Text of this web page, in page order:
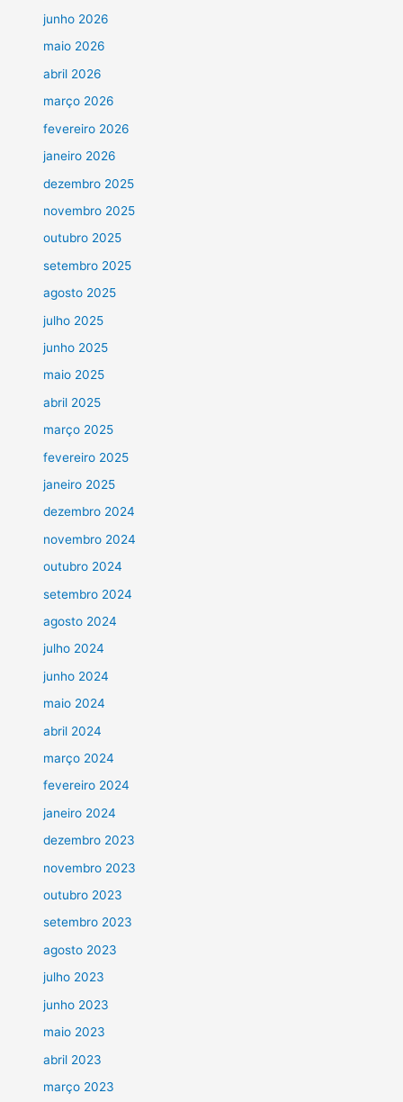
junho 2026
maio 2026
abril 2026
março 2026
fevereiro 2026
janeiro 2026
dezembro 2025
novembro 2025
outubro 2025
setembro 2025
agosto 2025
julho 2025
junho 2025
maio 2025
abril 2025
março 2025
fevereiro 2025
janeiro 2025
dezembro 2024
novembro 2024
outubro 2024
setembro 2024
agosto 2024
julho 2024
junho 2024
maio 2024
abril 2024
março 2024
fevereiro 2024
janeiro 2024
dezembro 2023
novembro 2023
outubro 2023
setembro 2023
agosto 2023
julho 2023
junho 2023
maio 2023
abril 2023
março 2023